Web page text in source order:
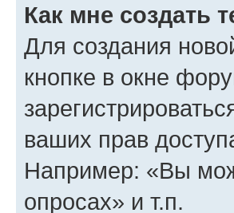
Как мне создать
Для создания
кнопке в окне
ваших прав
Например: «Вы
опросах» и т.п.